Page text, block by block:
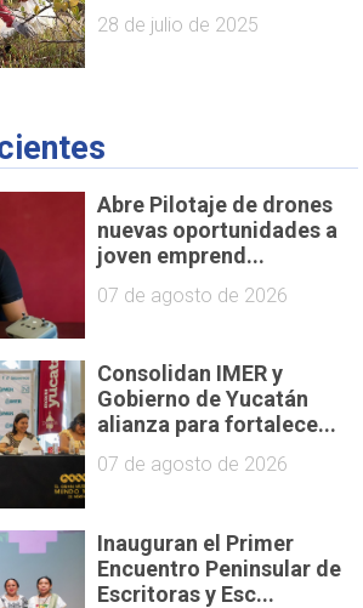
28 de julio de 2025
Abre Pilotaje de drones
nuevas oportunidades a
joven emprend...
07 de agosto de 2026
Consolidan IMER y
Gobierno de Yucatán
alianza para fortalece...
07 de agosto de 2026
Inauguran el Primer
Encuentro Peninsular de
Escritoras y Esc...